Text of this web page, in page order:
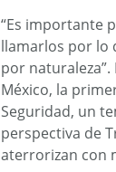
“Es importante
llamarlos por lo
por
México, la
Seguridad, un
perspectiva de
aterrorizan con